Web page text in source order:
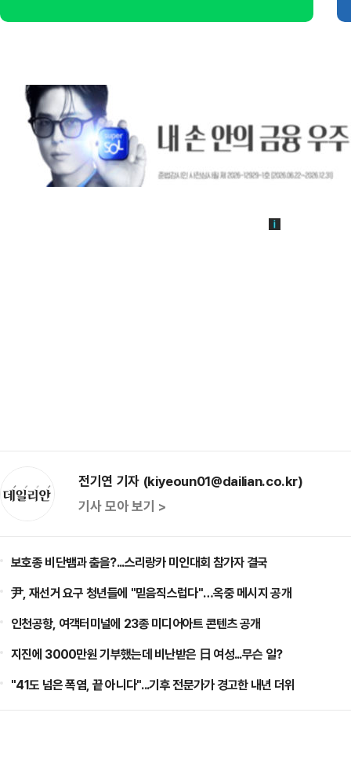
전기연 기자 (kiyeoun01@dailian.co.kr)
기사 모아 보기 >
보호종 비단뱀과 춤을?...스리랑카 미인대회 참가자 결국
尹, 재선거 요구 청년들에 "믿음직스럽다"…옥중 메시지 공개
인천공항, 여객터미널에 23종 미디어아트 콘텐츠 공개
지진에 3000만원 기부했는데 비난받은 日 여성...무슨 일?
"41도 넘은 폭염, 끝 아니다"...기후 전문가가 경고한 내년 더위